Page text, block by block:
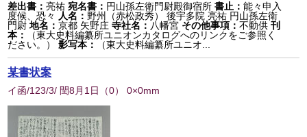
差出書：亮祐 宛名書： 円山孫左衛門尉殿御宿所 書止：能々申入
度候、恐々
人名： 野州（赤松政秀） 後宇多院 亮祐 円山孫左衛
門尉 地名：京都 矢野庄 寺社名： 八幡宮 その他事項：不動供 刊
本：
（東大史料編纂所ユニオンカタログへのリンクをご参照く
ださい。）
影写本： （東大史料編纂所ユニオ...
某書状案
イ函/123/3/ 閏8月1日 （0） 0×0mm